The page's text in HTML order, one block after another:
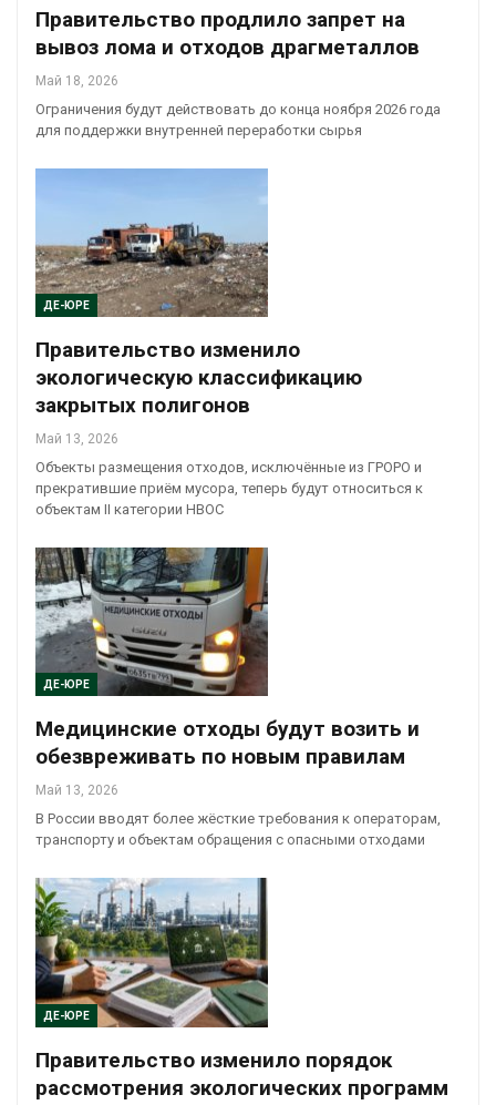
Правительство продлило запрет на
вывоз лома и отходов драгметаллов
Май 18, 2026
Ограничения будут действовать до конца ноября 2026 года
для поддержки внутренней переработки сырья
ДЕ-ЮРЕ
Правительство изменило
экологическую классификацию
закрытых полигонов
Май 13, 2026
Объекты размещения отходов, исключённые из ГРОРО и
прекратившие приём мусора, теперь будут относиться к
объектам II категории НВОС
ДЕ-ЮРЕ
Медицинские отходы будут возить и
обезвреживать по новым правилам
Май 13, 2026
В России вводят более жёсткие требования к операторам,
транспорту и объектам обращения с опасными отходами
ДЕ-ЮРЕ
Правительство изменило порядок
рассмотрения экологических программ